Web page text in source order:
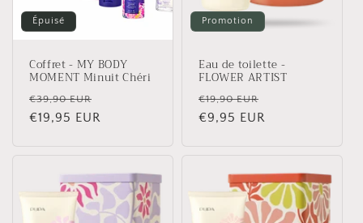
Épuisé
Coffret - MY BODY
MOMENT Minuit Chéri
Prix
habituel
€39,90 EUR
promotionnel
€19,95 EUR
Promotion
Eau de toilette -
FLOWER ARTIST
Prix
habituel
€19,90 EUR
€9,95 EUR